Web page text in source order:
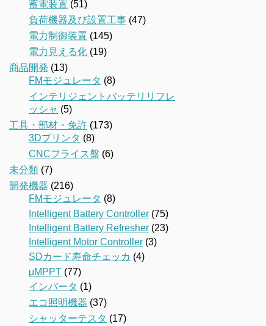
蓄電装置 (51)
負荷機器及び設置工事 (47)
電力制御装置 (145)
電力見える化 (19)
商品開発 (13)
FMモジュレータ (8)
インテリジェントバッテリリフレ
ッシャ (5)
工具・部材・免許 (173)
3Dプリンタ (8)
CNCフライス盤 (6)
未分類 (7)
開発機器 (216)
FMモジュレータ (8)
Intelligent Battery Controller (75)
Intelligent Battery Refresher (23)
Intelligent Motor Controller (3)
SDカード寿命チェッカ (4)
μMPPT (77)
インバータ (1)
エコ照明機器 (37)
シャッターテスタ (17)